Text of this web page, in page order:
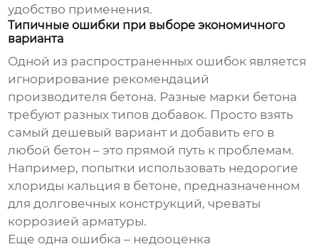
удобство применения.
Типичные ошибки при выборе экономичного
варианта
Одной из распространенных ошибок является
игнорирование рекомендаций
производителя бетона. Разные марки бетона
требуют разных типов добавок. Просто взять
самый дешевый вариант и добавить его в
любой бетон – это прямой путь к проблемам.
Например, попытки использовать недорогие
хлориды кальция в бетоне, предназначенном
для долговечных конструкций, чреваты
коррозией арматуры.
Еще одна ошибка – недооценка